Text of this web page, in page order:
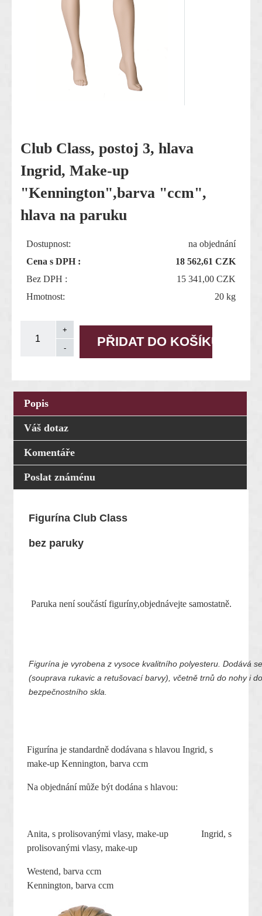
Club Class, postoj 3, hlava
Ingrid, Make-up
"Kennington",barva "ccm",
hlava na paruku
Dostupnost:
na objednání
Cena s DPH :
18 562,61 CZK
Bez DPH :
15 341,00 CZK
Hmotnost:
20 kg
Popis
Váš dotaz
Komentáře
Poslat známénu
Figurína Club Class
bez paruky
Paruka není součástí figuríny,objednávejte samostatně.
Figurína je vyrobena z vysoce kvalitního polyesteru. Dodává
(souprava rukavic a retušovací barvy), včetně trnů do nohy i
bezpečnostního skla.
Figurína je standardně dodávana s hlavou Ingrid, s
make-up Kennington, barva ccm
Na objednání může být dodána s hlavou:
Anita, s prolisovanými vlasy, make-up Ingrid, s
prolisovanými vlasy, make-up
Westend, barva ccm
Kennington, barva ccm